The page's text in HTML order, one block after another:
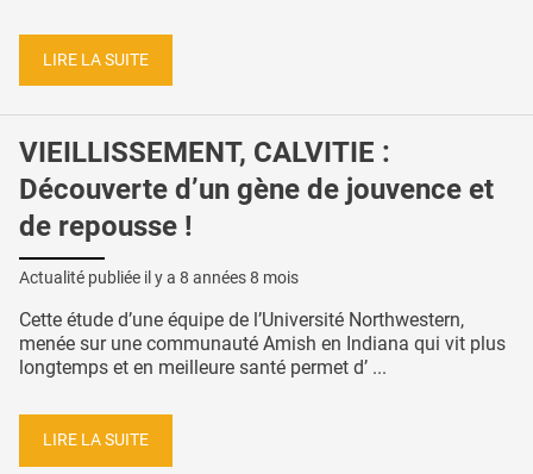
LIRE LA SUITE
VIEILLISSEMENT, CALVITIE :
Découverte d’un gène de jouvence et
de repousse !
Actualité publiée il y a 8 années 8 mois
Cette étude d’une équipe de l’Université Northwestern,
menée sur une communauté Amish en Indiana qui vit plus
longtemps et en meilleure santé permet d’ ...
LIRE LA SUITE